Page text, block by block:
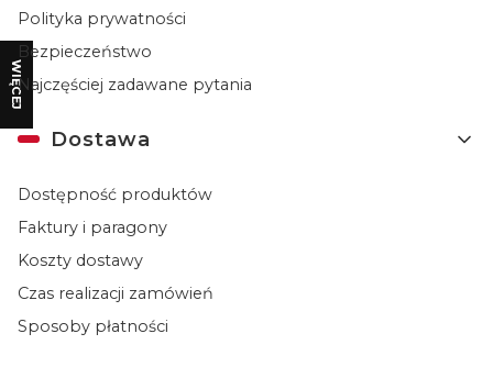
WIĘCEJ
Polityka prywatności
Bezpieczeństwo
Najczęściej zadawane pytania
Dostawa
Dostępność produktów
Faktury i paragony
Koszty dostawy
Czas realizacji zamówień
Sposoby płatności